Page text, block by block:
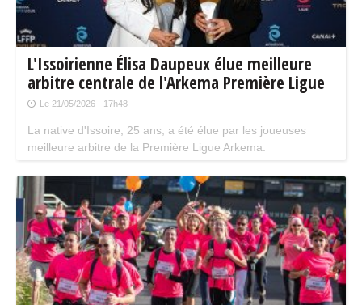
L'Issoirienne Élisa Daupeux élue meilleure
arbitre centrale de l'Arkema Première Ligue
Le 21/05/2026 - 17h48
La native d'Issoire, 25 ans, a été élue par les joueuses
meilleure arbitre de la Première Ligue Arkema.